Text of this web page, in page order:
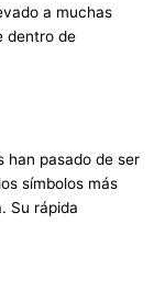
a muchas
dentro de
han pasado de ser
símbolos más
Su rápida